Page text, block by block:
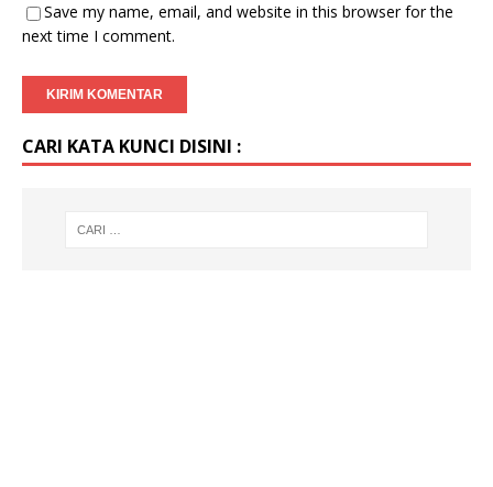
Save my name, email, and website in this browser for the
next time I comment.
CARI KATA KUNCI DISINI :